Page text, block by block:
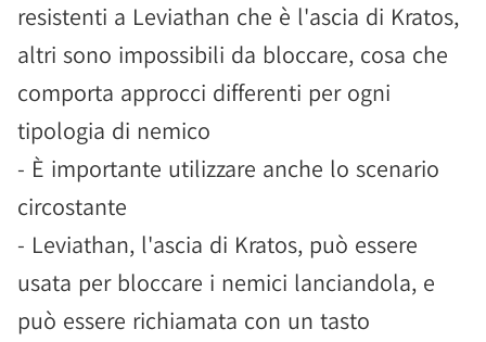
resistenti a Leviathan che è l'ascia di Kratos,
altri sono impossibili da bloccare, cosa che
comporta approcci differenti per ogni
tipologia di nemico
- È importante utilizzare anche lo scenario
circostante
- Leviathan, l'ascia di Kratos, può essere
usata per bloccare i nemici lanciandola, e
può essere richiamata con un tasto